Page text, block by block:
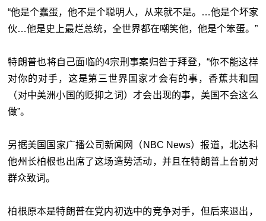
“他是个蠢蛋，他不是个聪明人，从来就不是。…他是个坏家
伙…他是史上最烂总统，全世界都在嘲笑他，他是个笨蛋。”
特朗普也将自己面临的4宗刑事案归咎于拜登，“你不能这样
对你的对手，这是第三世界国家才会有的事，香蕉共和国
（对中美洲小国的贬抑之词）才会出现的事，美国不会这么
做”。
另据美国国家广播公司新闻网（NBC News）报道，北达科
他州长柏根也出席了这场造势活动，并且在特朗普上台前对
群众致词。
柏根原本是特朗普在党内初选中的竞争对手，但后来退出，